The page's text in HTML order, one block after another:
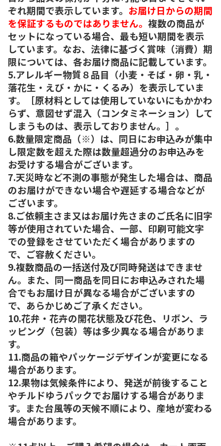
ぞれ期間で表示しています。 お届け日からの期間
を保証するものではありません。 複数の商品が
セットになっている場合、最も短い期間を表示
しています。なお、法律に基づく賞味（消費）期
限については、各お届け商品に記載しています。
5.アレルギー物質８品目（小麦・そば・卵・乳・
落花生・えび・かに・くるみ）を表示していま
す。［原材料としては使用していないにもかかわ
らず、意図せず混入（コンタミネーション）して
しまうものは、表示しておりません。］。
6.数量限定商品（※）は、同日にお申込みが集中
し限定数を超えた際は数量超過分のお申込みを
お受けする場合がございます。
7.天災時など不測の事態が発生した場合は、商品
のお届けができない場合や遅延する場合などが
ございます。
8.ご依頼主さま又はお届け先さまのご氏名に旧字
等が使用されていた場合、一部、印刷可能文字
での登録をさせていただく場合がありますの
で、ご容赦ください。
9.複数商品の一括送付及び同時発送はできませ
ん。また、同一商品を同日にお申込みされた場
合でもお届け日が異なる場合がございますの
で、あらかじめご了承ください。
10.花弁・花卉の開花状態及び花色、リボン、ラ
ッピング（包装）等は多少異なる場合がありま
す。
11.商品の箱やパッケージデザインが変更になる
場合があります。
12.果物は気候条件により、発送が前後すること
やチルドゆうパックでお届けする場合がありま
す。また台風等の天候不順により、産地が変わる
場合があります。